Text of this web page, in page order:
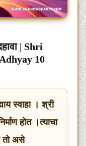
| Shri
10
स्वाहा । श्री
होत ।त्याचा
तो असे